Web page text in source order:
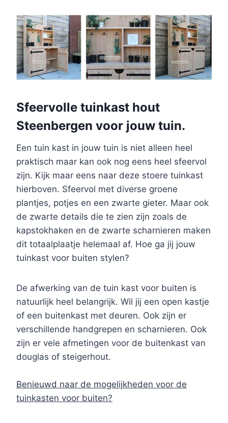
Sfeervolle tuinkast hout
Steenbergen voor jouw tuin.
Een tuin kast in jouw tuin is niet alleen heel
praktisch maar kan ook nog eens heel sfeervol
zijn. Kijk maar eens naar deze stoere tuinkast
hierboven. Sfeervol met diverse groene
plantjes, potjes en een zwarte gieter. Maar ook
de zwarte details die te zien zijn zoals de
kapstokhaken en de zwarte scharnieren maken
dit totaalplaatje helemaal af. Hoe ga jij jouw
tuinkast voor buiten stylen?
De afwerking van de tuin kast voor buiten is
natuurlijk heel belangrijk. Wil jij een open kastje
of een buitenkast met deuren. Ook zijn er
verschillende handgrepen en scharnieren. Ook
zijn er vele afmetingen voor de buitenkast van
douglas of steigerhout.
Benieuwd naar de mogelijkheden voor de
tuinkasten voor buiten?